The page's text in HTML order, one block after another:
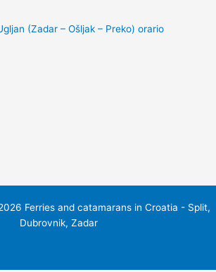
(Zadar – Ošljak – Preko) orario
Ferries and catamarans in Croatia - Split,
Dubrovnik, Zadar